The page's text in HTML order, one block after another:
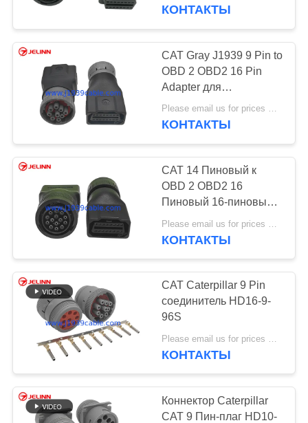
КАЧЕСТВА
СВЯЖИТЕСЬ
СПРОСИТЕ
КАРТА
САЙТА
POLICY
Кабель Дж1939 ы
38
Дж1939 может
повезти кабель на
автобусе
18
Кабель RP1226
Caterpillar
КОНТАКТЫ
CAT Gray J1939 9 Pin to
OBD 2 OBD2 16 Pin
Adapter для
экскаватора Caterpillar
Please email us for prices MOQ:100 шт.
КОНТАКТЫ
CAT 14 Пиновый к
OBD 2 OBD2 16
Пиновый 16-пиновый
женский адаптер для
Caterpillar
КОНТАКТЫ
CAT Caterpillar 9 Pin
соединитель HD16-9-
96S
Please email us for prices MOQ:100 шт.
КОНТАКТЫ
Коннектор Caterpillar
CAT 9 Пин-плаг HD10-